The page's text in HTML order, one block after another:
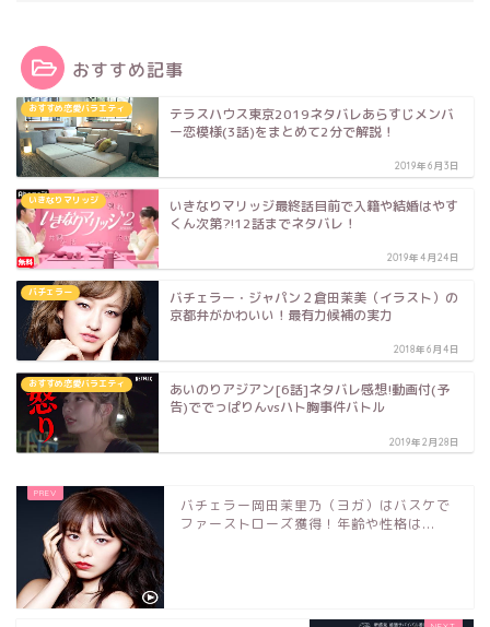
おすすめ記事
おすすめ恋愛バラエティ
テラスハウス東京2019ネタバレあらすじメンバ
ー恋模様(3話)をまとめて2分で解説！
2019年6月3日
いきなりマリッジ
いきなりマリッジ最終話目前で入籍や結婚はやす
くん次第?!12話までネタバレ！
2019年4月24日
バチェラー
バチェラー・ジャパン２倉田茉美（イラスト）の
京都弁がかわいい！最有力候補の実力
2018年6月4日
おすすめ恋愛バラエティ
あいのりアジアン[6話]ネタバレ感想!動画付(予
告)ででっぱりんvsハト胸事件バトル
2019年2月28日
バチェラー岡田茉里乃（ヨガ）はバスケで
ファーストローズ獲得！年齢や性格は...